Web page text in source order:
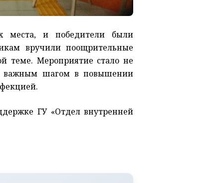
места, и победители были
вручили поощрительные
теме. Мероприятие стало не
важным шагом в повышении
ГУ «Отдел внутренней